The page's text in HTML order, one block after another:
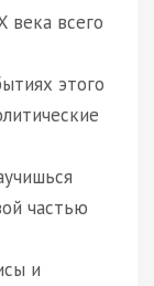
века всего
этого
частью
и